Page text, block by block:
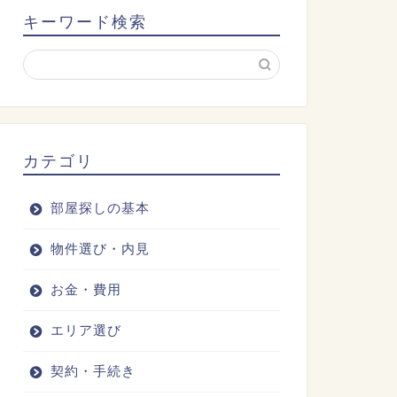
キーワード検索
カテゴリ
部屋探しの基本
物件選び・内見
お金・費用
エリア選び
契約・手続き